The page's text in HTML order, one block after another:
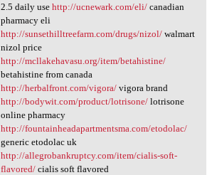
2.5 daily use http://ucnewark.com/eli/canadian
pharmacy eli
http://sunsethilltreefarm.com/drugs/nizol/walmart
nizol price
http://mcllakehavasu.org/item/betahistine/
betahistine from canada
http://herbalfront.com/vigora/vigora brand
http://bodywit.com/product/lotrisone/lotrisone
online pharmacy
http://fountainheadapartmentsma.com/etodolac/
generic etodolac uk
http://allegrobankruptcy.com/item/cialis-soft-
flavored/cialis soft flavored